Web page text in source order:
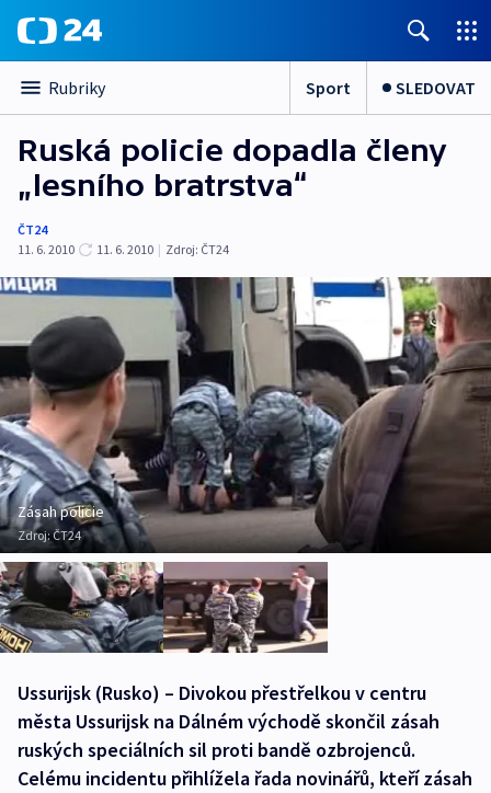
Rubriky Sport SLEDOVAT
Ruská policie dopadla členy
„lesního bratrstva“
ČT24
11. 6. 2010
11. 6. 2010 | Zdroj: ČT24
Zásah policie
Zdroj:ČT24
Ussurijsk (Rusko) – Divokou přestřelkou v centru
města Ussurijsk na Dálném východě skončil zásah
ruských speciálních sil proti bandě ozbrojenců.
Celému incidentu přihlížela řada novinářů, kteří zásah